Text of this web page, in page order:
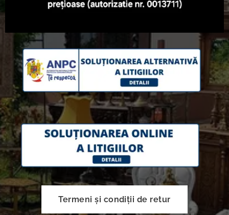
Termeni și condiții de retur